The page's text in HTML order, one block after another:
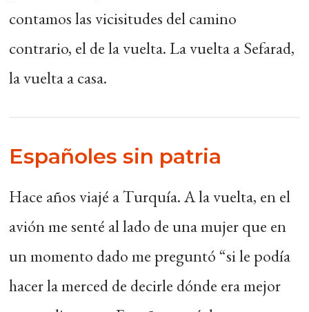
contamos las vicisitudes del camino
contrario, el de la vuelta. La vuelta a Sefarad,
la vuelta a casa.
Españoles sin patria
Hace años viajé a Turquía. A la vuelta, en el
avión me senté al lado de una mujer que en
un momento dado me preguntó “si le podía
hacer la merced de decirle dónde era mejor